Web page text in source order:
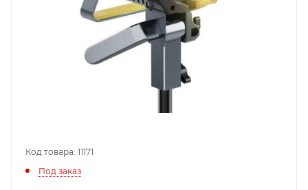
Код товара: 11171
Под заказ